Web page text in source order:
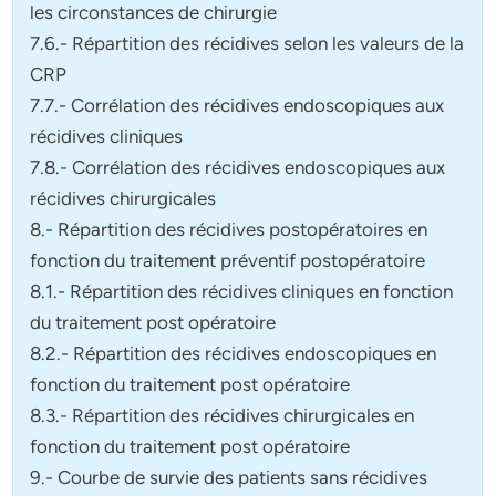
les circonstances de chirurgie
7.6.- Répartition des récidives selon les valeurs de la
CRP
7.7.- Corrélation des récidives endoscopiques aux
récidives cliniques
7.8.- Corrélation des récidives endoscopiques aux
récidives chirurgicales
8.- Répartition des récidives postopératoires en
fonction du traitement préventif postopératoire
8.1.- Répartition des récidives cliniques en fonction
du traitement post opératoire
8.2.- Répartition des récidives endoscopiques en
fonction du traitement post opératoire
8.3.- Répartition des récidives chirurgicales en
fonction du traitement post opératoire
9.- Courbe de survie des patients sans récidives